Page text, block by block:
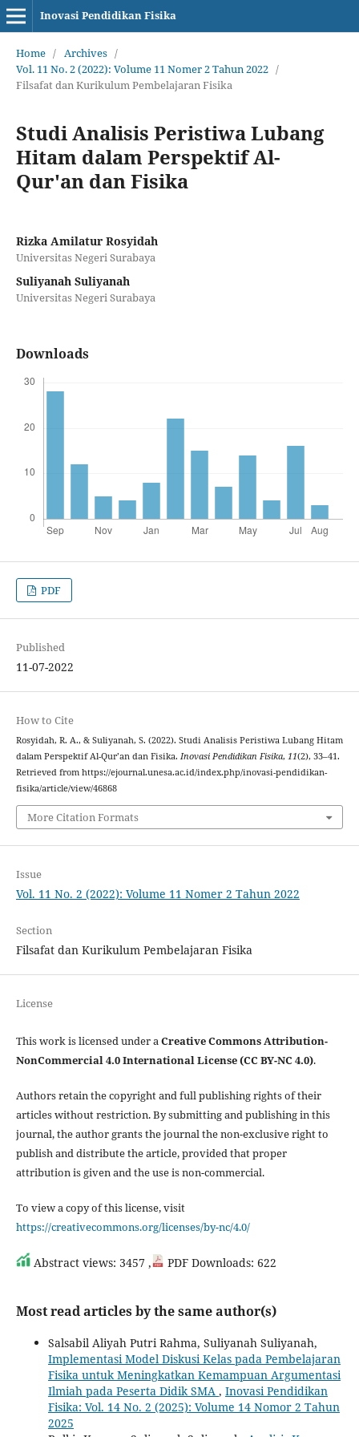
Inovasi Pendidikan Fisika
Home / Archives /
Vol. 11 No. 2 (2022): Volume 11 Nomer 2 Tahun 2022 /
Filsafat dan Kurikulum Pembelajaran Fisika
Studi Analisis Peristiwa Lubang
Hitam dalam Perspektif Al-
Qur'an dan Fisika
Rizka Amilatur Rosyidah
Universitas Negeri Surabaya
Suliyanah Suliyanah
Universitas Negeri Surabaya
Downloads
PDF
Published
11-07-2022
How to Cite
Rosyidah, R. A., & Suliyanah, S. (2022). Studi Analisis Peristiwa Lubang Hitam
dalam Perspektif Al-Qur’an dan Fisika. Inovasi Pendidikan Fisika, 11(2), 33–41.
Retrieved from https://ejournal.unesa.ac.id/index.php/inovasi-pendidikan-
fisika/article/view/46868
More Citation Formats
Issue
Vol. 11 No. 2 (2022): Volume 11 Nomer 2 Tahun 2022
Section
Filsafat dan Kurikulum Pembelajaran Fisika
License
This work is licensed under aCreative Commons Attribution-
NonCommercial 4.0 International License (CC BY-NC 4.0).
Authors retain the copyright and full publishing rights of their
articles without restriction. By submitting and publishing in this
journal, the author grants the journal the non-exclusive right to
publish and distribute the article, provided that proper
attribution is given and the use is non-commercial.
To view a copy of this license, visit
https://creativecommons.org/licenses/by-nc/4.0/
Abstract views: 3457 , PDF Downloads: 622
Most read articles by the same author(s)
Salsabil Aliyah Putri Rahma, Suliyanah Suliyanah,
Implementasi Model Diskusi Kelas pada Pembelajaran
Fisika untuk Meningkatkan Kemampuan Argumentasi
Ilmiah pada Peserta Didik SMA , Inovasi Pendidikan
Fisika: Vol. 14 No. 2 (2025): Volume 14 Nomor 2 Tahun
2025